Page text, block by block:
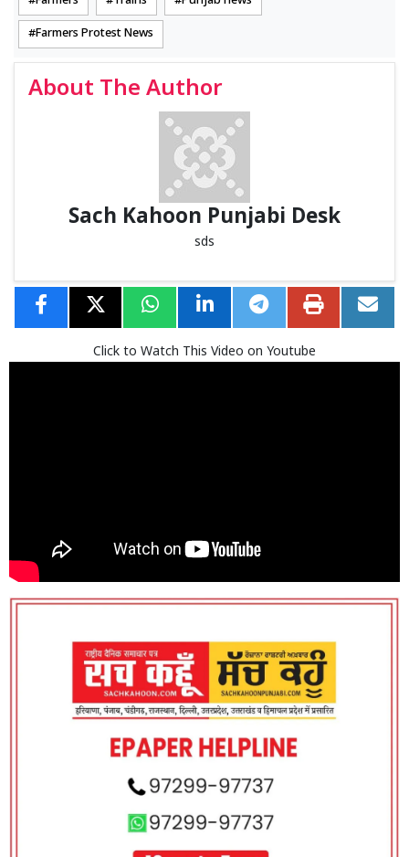
Farmers Protest News
About The Author
Sach Kahoon Punjabi Desk
sds
Click to Watch This Video on Youtube